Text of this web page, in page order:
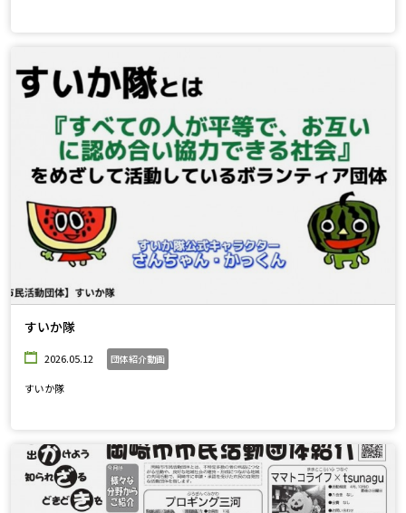
すいか隊
2026.05.12 団体紹介動画
すいか隊